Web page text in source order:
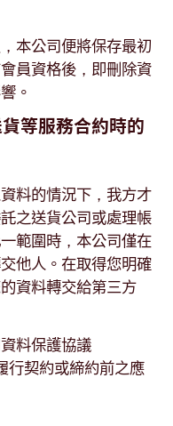
本公司便將保存最初
員資格後，即刪除資
。
等服務合約時的
料的情況下，我方才
之送貨公司或處理帳
範圍時，本公司僅在
他人。在取得您明確
資料轉交給第三方
料保護協議
行契約或締約前之應